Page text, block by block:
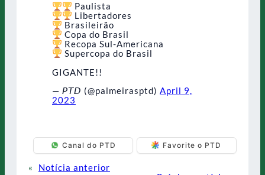
Paulista
Libertadores
Brasileirão
Copa do Brasil
Recopa Sul-Americana
Supercopa do Brasil
GIGANTE!!
— 𝘗𝘛𝘋 (@palmeirasptd) April 9,
2023
Canal do PTD Favorite o PTD
«
Notícia anterior